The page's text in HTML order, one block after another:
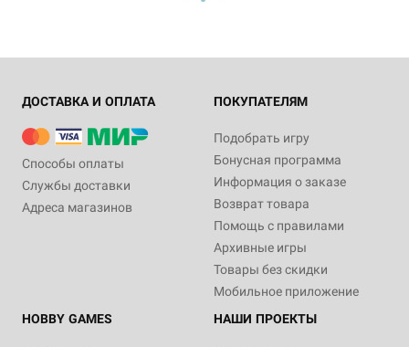
ДОСТАВКА И ОПЛАТА
Способы оплаты
Службы доставки
Адреса магазинов
ПОКУПАТЕЛЯМ
Подобрать игру
Бонусная программа
Информация о заказе
Возврат товара
Помощь с правилами
Архивные игры
Товары без скидки
Мобильное приложение
HOBBY GAMES
НАШИ ПРОЕКТЫ